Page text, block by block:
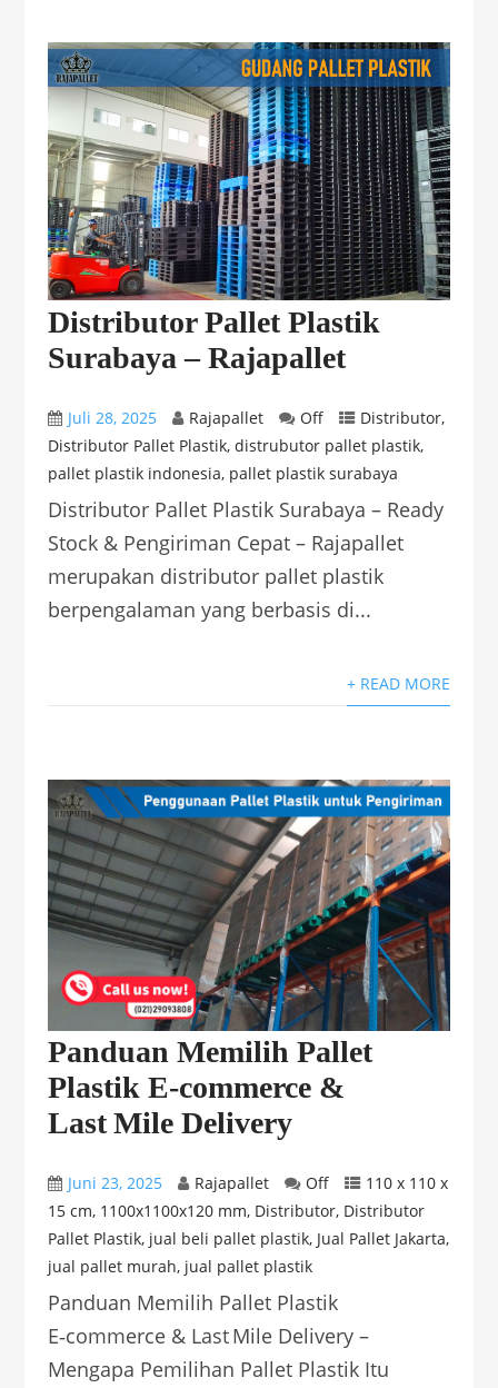
Distributor Pallet Plastik
Surabaya – Rajapallet
Juli 28, 2025 Rajapallet Off Distributor,
Distributor Pallet Plastik, distrubutor pallet plastik,
pallet plastik indonesia, pallet plastik surabaya
Distributor Pallet Plastik Surabaya – Ready
Stock & Pengiriman Cepat – Rajapallet
merupakan distributor pallet plastik
berpengalaman yang berbasis di...
+ READ MORE
Panduan Memilih Pallet
Plastik E‑commerce &
Last Mile Delivery
Juni 23, 2025 Rajapallet Off
110 x 110 x
15 cm, 1100x1100x120 mm, Distributor, Distributor
Pallet Plastik, jual beli pallet plastik, Jual Pallet Jakarta,
jual pallet murah, jual pallet plastik
Panduan Memilih Pallet Plastik
E‑commerce & Last Mile Delivery –
Mengapa Pemilihan Pallet Plastik Itu